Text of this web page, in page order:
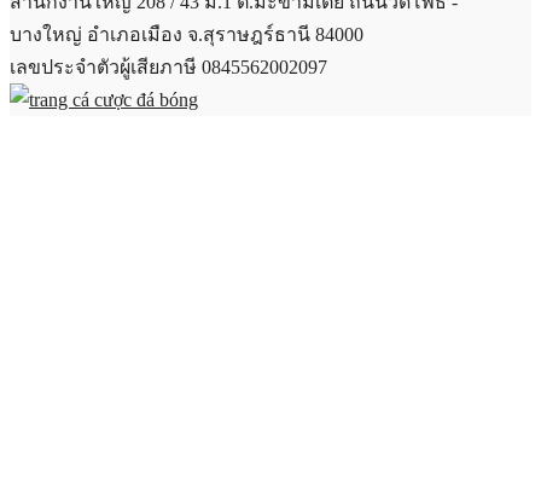
บางใหญ่ อำเภอเมือง จ.สุราษฎร์ธานี 84000
เลขประจำตัวผู้เสียภาษี 0845562002097